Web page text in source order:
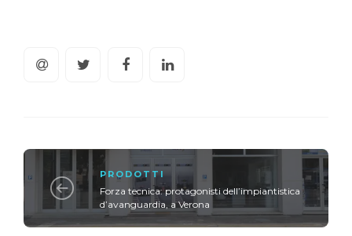
PRODOTTI
Forza tecnica: protagonisti dell’impiantistica
d’avanguardia, a Verona